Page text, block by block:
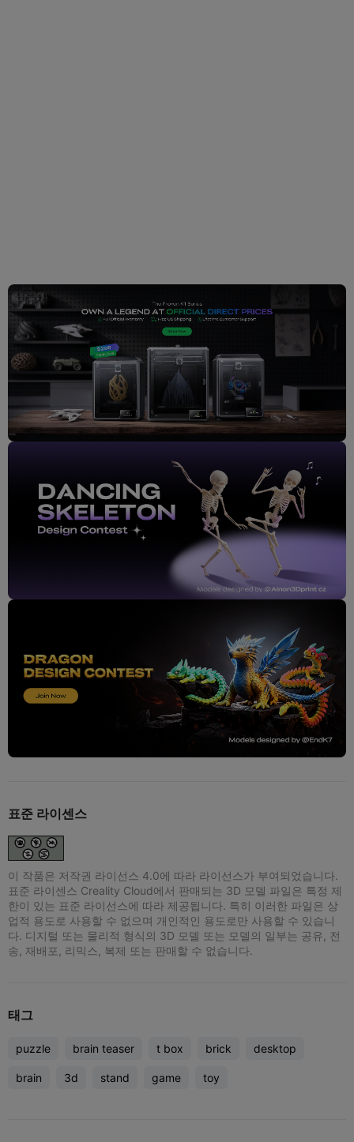
표준 라이센스
이 작품은 저작권 라이선스 4.0에 따라 라이선스가 부여되었습니다.
표준 라이센스 Creality Cloud에서 판매되는 3D 모델 파일은 특정 제
한이 있는 표준 라이선스에 따라 제공됩니다. 특히 이러한 파일은 상
업적 용도로 사용할 수 없으며 개인적인 용도로만 사용할 수 있습니
다. 디지털 또는 물리적 형식의 3D 모델 또는 모델의 일부는 공유, 전
송, 재배포, 리믹스, 복제 또는 판매할 수 없습니다.
태그
puzzle brain teaser t box brick desktop
brain 3d stand game toy